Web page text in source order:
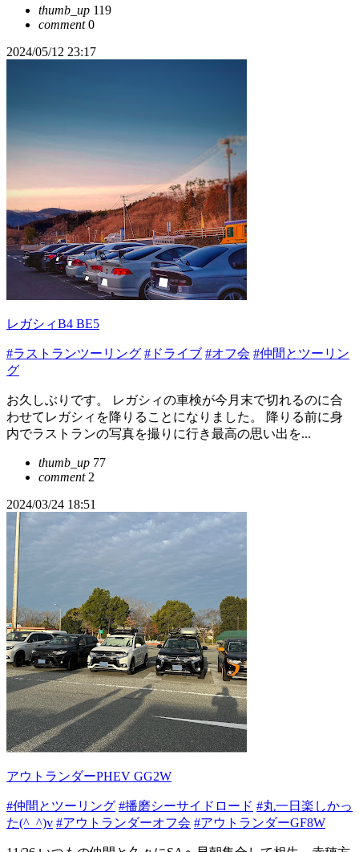
thumb_up 119
comment0
2024/05/12 23:17
レガシィB4 BE5
#ラストランツーリング #ドライブ #オフ会 #仲間とツーリン
グ
お久しぶりです。 レガシィの車検が今月末で切れるのに合
わせてレガシィを降りることになりました。 降りる前に身
内でラストランの写真を撮りに行き最高の思い出を...
thumb_up 77
comment2
2024/03/24 18:51
アウトランダーPHEV GG2W
#仲間とツーリング #播磨シーサイドロード #丸一日楽しかっ
た(^_^)v #アウトランダーオフ会 #アウトランダーGF8W